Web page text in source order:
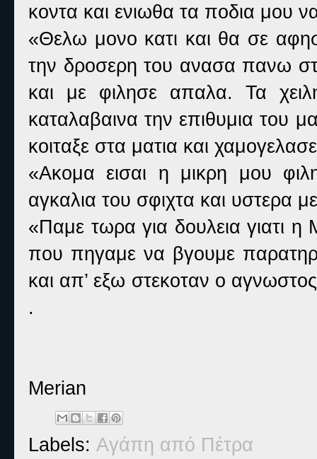
κοντα και ενιωθα τα ποδια μου
«Θελω μονο κατι και θα σε
την δροσερη του ανασα πανω
και με φιλησε απαλα. Τα
καταλαβαινα την επιθυμια του
κοιταξε στα ματια και
«Ακομα εισαι η μικρη μου
αγκαλια του σφιχτα και υστερα
«Παμε τωρα για δουλεια γιατι η
που πηγαμε να βγουμε
και απ’ εξω στεκοταν ο αγνωστος
.
Merian
Labels: Αγάπη από Πέτρα